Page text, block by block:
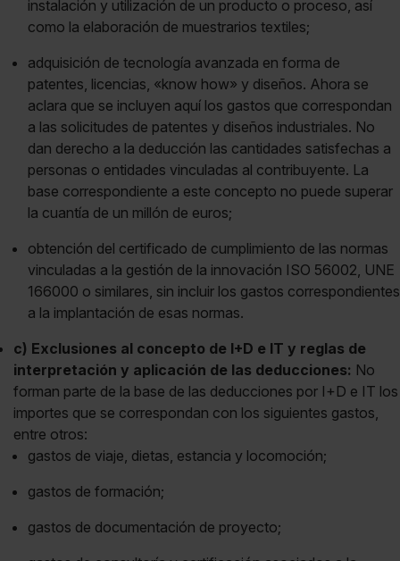
instalación y utilización de un producto o proceso, así
como la elaboración de muestrarios textiles;
adquisición de tecnología avanzada en forma de
patentes, licencias, «know how» y diseños. Ahora se
aclara que se incluyen aquí los gastos que correspondan
a las solicitudes de patentes y diseños industriales. No
dan derecho a la deducción las cantidades satisfechas a
personas o entidades vinculadas al contribuyente. La
base correspondiente a este concepto no puede superar
la cuantía de un millón de euros;
obtención del certificado de cumplimiento de las normas
vinculadas a la gestión de la innovación ISO 56002, UNE
166000 o similares, sin incluir los gastos correspondientes
a la implantación de esas normas.
c) Exclusiones al concepto de I+D e IT y reglas de
interpretación y aplicación de las deducciones: No
forman parte de la base de las deducciones por I+D e IT los
importes que se correspondan con los siguientes gastos,
entre otros:
gastos de viaje, dietas, estancia y locomoción;
gastos de formación;
gastos de documentación de proyecto;